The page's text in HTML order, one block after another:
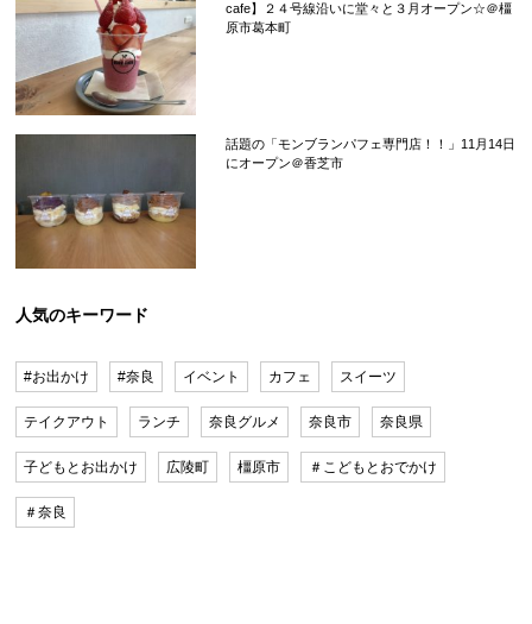
cafe】２４号線沿いに堂々と３月オープン☆＠橿
原市葛本町
話題の「モンブランパフェ専門店！！」11月14日
にオープン＠香芝市
人気のキーワード
#お出かけ #奈良 イベント カフェ スイーツ
テイクアウト ランチ 奈良グルメ 奈良市 奈良県
子どもとお出かけ 広陵町 橿原市 ＃こどもとおでかけ
＃奈良